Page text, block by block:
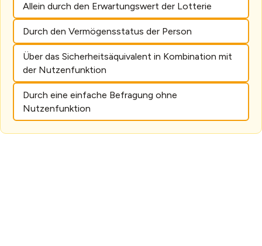
Allein durch den Erwartungswert der Lotterie
Durch den Vermögensstatus der Person
Über das Sicherheitsäquivalent in Kombination mit
der Nutzenfunktion
Durch eine einfache Befragung ohne
Nutzenfunktion